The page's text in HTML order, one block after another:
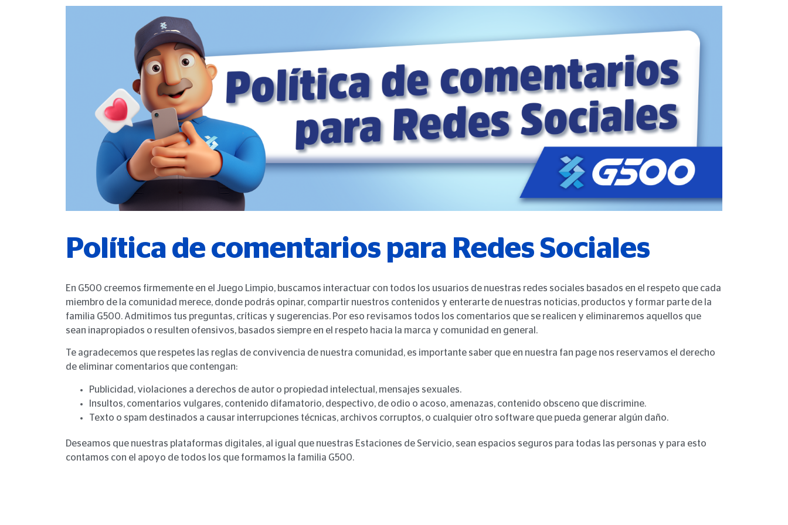
Política de comentarios para Redes Sociales
En G500 creemos firmemente en el Juego Limpio, buscamos interactuar con todos los usuarios de nuestras redes sociales basados en el respeto que cada
miembro de la comunidad merece, donde podrás opinar, compartir nuestros contenidos y enterarte de nuestras noticias, productos y formar parte de la
familia G500. Admitimos tus preguntas, críticas y sugerencias. Por eso revisamos todos los comentarios que se realicen y eliminaremos aquellos que
sean inapropiados o resulten ofensivos, basados siempre en el respeto hacia la marca y comunidad en general.
Te agradecemos que respetes las reglas de convivencia de nuestra comunidad, es importante saber que en nuestra fan page nos reservamos el derecho
de eliminar comentarios que contengan:
Publicidad, violaciones a derechos de autor o propiedad intelectual, mensajes sexuales.
Insultos, comentarios vulgares, contenido difamatorio, despectivo, de odio o acoso, amenazas, contenido obsceno que discrimine.
Texto o spam destinados a causar interrupciones técnicas, archivos corruptos, o cualquier otro software que pueda generar algún daño.
Deseamos que nuestras plataformas digitales, al igual que nuestras Estaciones de Servicio, sean espacios seguros para todas las personas y para esto
contamos con el apoyo de todos los que formamos la familia G500.